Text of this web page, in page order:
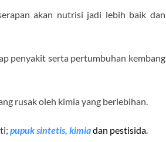
akan nutrisi jadi lebih baik dan
penyakit serta pertumbuhan kembang
rusak oleh kimia yang berlebihan.
pupuk sintetis, kimiadan pestisida.